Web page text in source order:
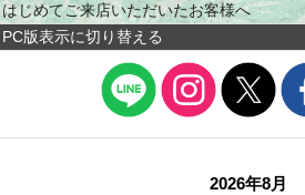
はじめてご来店いただいたお客様へ
PC版表示に切り替える
2026年8月